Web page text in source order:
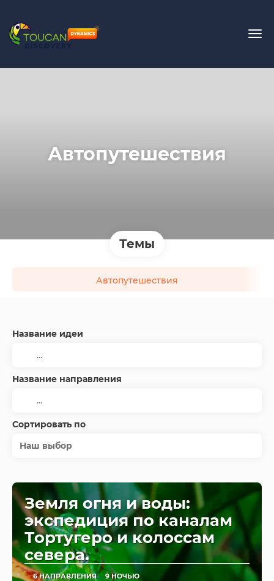
Автопутешествия
Темы
Автопутешествия
Название идеи
Название направления
Сортировать по
Наш выбор
Земля огня и воды:
экспедиция по каналам
Тортугеро и колоссам
севера.
6 НАПРАВЛЕНИЯ 9 НОЧЬЮ